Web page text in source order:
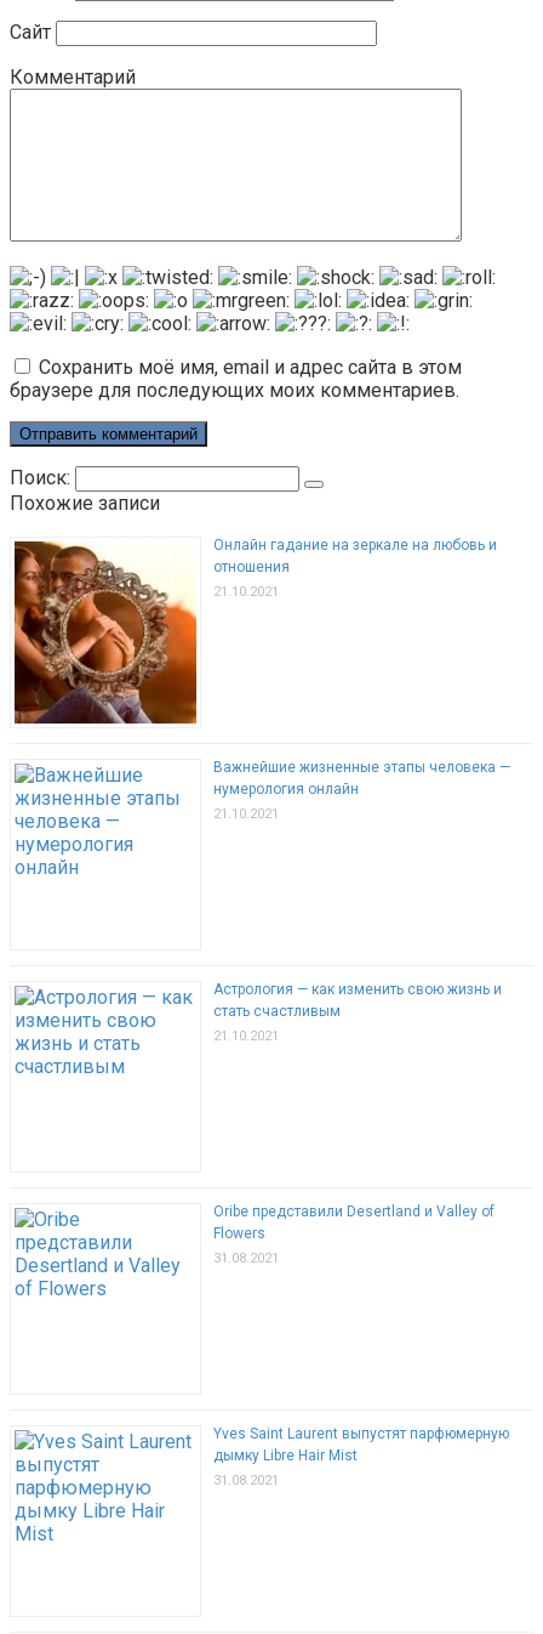
Сайт
Комментарий
Сохранить моё имя, email и адрес сайта в этом
браузере для последующих моих комментариев.
Поиск:
Похожие записи
Онлайн гадание на зеркале на любовь и
отношения
21.10.2021
Важнейшие жизненные этапы человека —
нумерология онлайн
21.10.2021
Астрология — как изменить свою жизнь и
стать счастливым
21.10.2021
Oribe представили Desertland и Valley of
Flowers
31.08.2021
Yves Saint Laurent выпустят парфюмерную
дымку Libre Hair Mist
31.08.2021